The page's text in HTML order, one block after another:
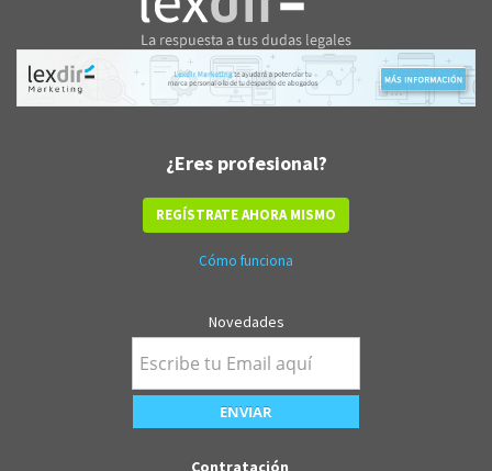
¿Eres profesional?
REGÍSTRATE AHORA MISMO
Cómo funciona
Novedades
Contratación